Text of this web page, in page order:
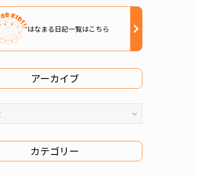
はなまる日記一覧はこちら
アーカイブ
カテゴリー